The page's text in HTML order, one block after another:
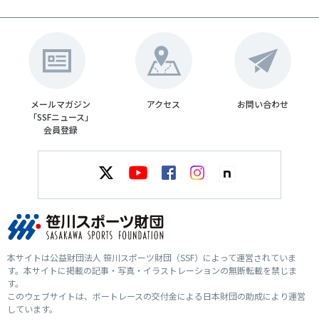
メールマガジン
「SSFニュース」
会員登録
アクセス お問い合わせ
本サイトは公益財団法人 笹川スポーツ財団（SSF）によって運営されていま
す。本サイトに掲載の記事・写真・イラストレーションの無断転載を禁じま
す。
このウェブサイトは、ボートレースの交付金による日本財団の助成により運営
しています。